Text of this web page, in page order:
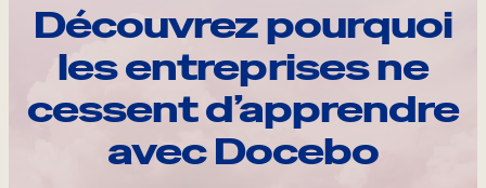
Découvrez pourquoi
les entreprises ne
cessent d’apprendre
avec Docebo